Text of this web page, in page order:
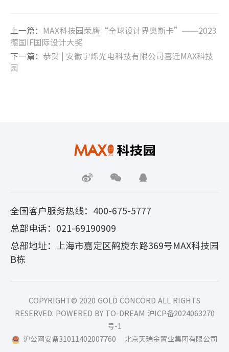
上一篇： MAX科技园荣膺“全球设计界奥斯卡”——2023
德国IF国际设计大奖
下一篇： 恭贺 | 安徽宇烁光电科技有限公司喜迁MAX科技
园
全国客户服务热线：400-675-5777
总部电话：021-69190909
总部地址：上海市嘉定区鹤旋东路369号MAX科技园
B栋
COPYRIGHT© 2020 GOLD CONCORD ALL RIGHTS
RESERVED. POWERED BY TO-DREAM 沪ICP备2024063270
号-1
沪公网安备31011402007760 北京天瑞金置业集团有限公司